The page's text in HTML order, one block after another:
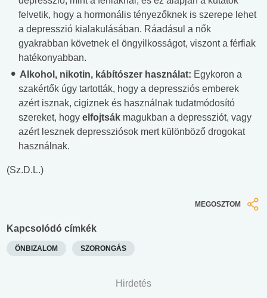
felvetik, hogy a hormonális tényezőknek is szerepe lehet
a depresszió kialakulásában. Ráadásul a nők
gyakrabban követnek el öngyilkosságot, viszont a férfiak
hatékonyabban.
Alkohol, nikotin, kábítószer használat: Egykoron a
szakértők úgy tartották, hogy a depressziós emberek
azért isznak, cigiznek és használnak tudatmódosító
szereket, hogy elfojtsák magukban a depressziót, vagy
azért lesznek depressziósok mert különböző drogokat
használnak.
(Sz.D.L.)
MEGOSZTOM
Kapcsolódó címkék
ÖNBIZALOM SZORONGÁS
Hirdetés